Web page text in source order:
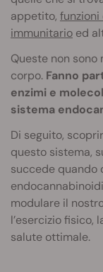
appetito,
immunitario ed
Queste non
corpo. Fanno
enzimi e
sistema
Di seguito,
questo sistema,
succede quando
modulare il
l’esercizio fisico,
salute ottimale.